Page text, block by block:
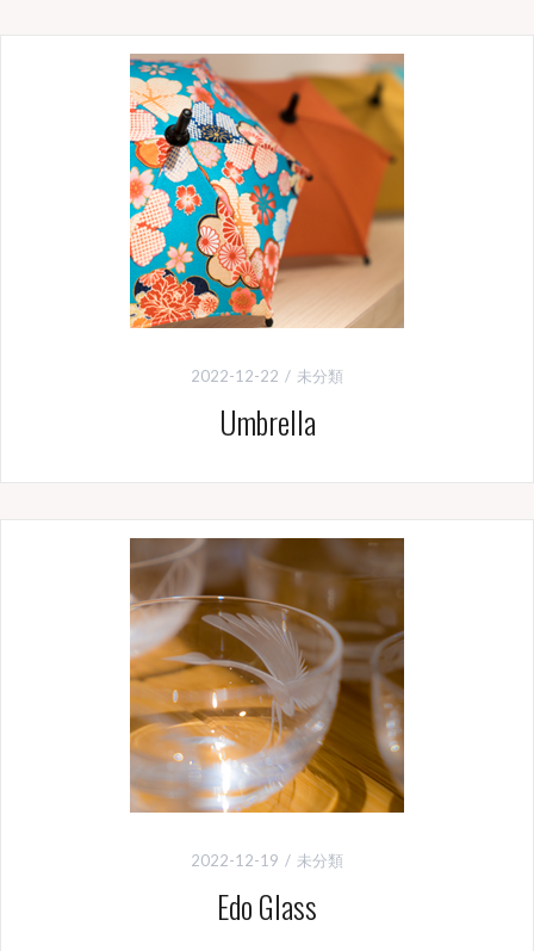
2022-12-22 未分類
Umbrella
2022-12-19 未分類
Edo Glass